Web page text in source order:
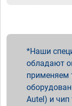
Наши
обладают
применяем
Autel) и чип